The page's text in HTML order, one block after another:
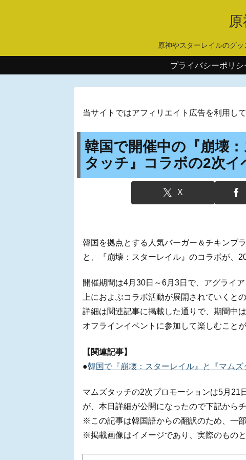
原神やスターレイルのグ
プライバシーポリシ
当サイトではアフィリエイト広告を利用して
韓国で開催中の『崩壊
タッチ』コラボの2次イ
X
韓国を拠点とする人気バーガー＆チキンブ
と、『崩壊：スターレイル』のコラボが、
開催期間は4月30日～6月3日で、アグライ
上におよぶコラボ活動が展開されていくとの
詳細は関連記事に掲載した通りで、期間中
オフラインイベントに参加して楽しむことが
【関連記事】
●韓国で『崩壊：スターレイル』と『マムズ
マムズタッチの2次プロモーションは5月21
が、本日詳細が公開になったので下記から
※この記事は韓国語からの翻訳のため、一
※掲載画像はイメージであり、実際のもの